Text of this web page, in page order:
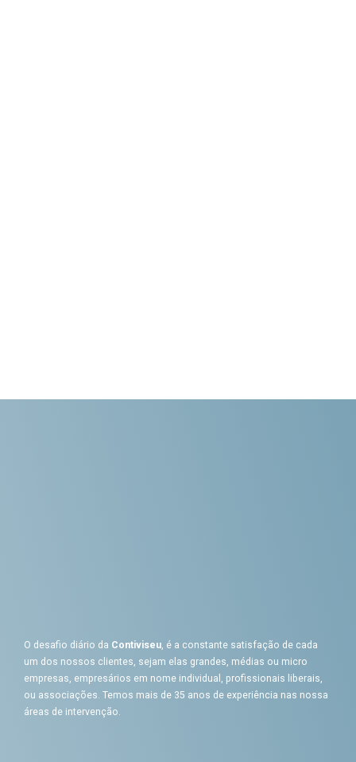
O desafio diário da Contiviseu, é a constante satisfação de cada
um dos nossos clientes, sejam elas grandes, médias ou micro
empresas, empresários em nome individual, profissionais liberais,
ou associações. Temos mais de 35 anos de experiência nas nossa
áreas de intervenção.